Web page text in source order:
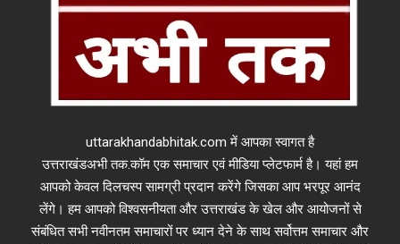
uttarakhandabhitak.com में आपका स्वागत है
उत्तराखंडअभी तक.कॉम एक समाचार एवं मीडिया प्लेटफार्म है। यहां हम
आपको केवल दिलचस्प सामग्री प्रदान करेंगे जिसका आप भरपूर आनंद
लेंगे। हम आपको विश्वसनीयता और उत्तराखंड के खेल और आयोजनों से
संबंधित सभी नवीनतम समाचारों पर ध्यान देने के साथ सर्वोत्तम समाचार और